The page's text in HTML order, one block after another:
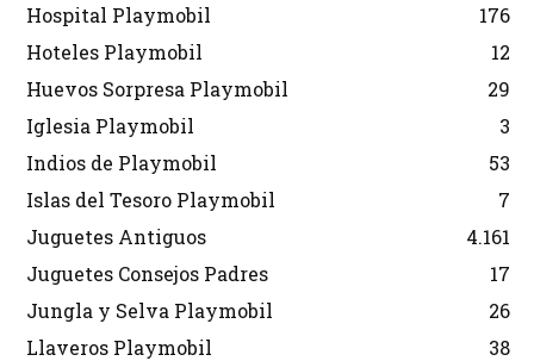
Hospital Playmobil
176
Hoteles Playmobil
12
Huevos Sorpresa Playmobil
29
Iglesia Playmobil
3
Indios de Playmobil
53
Islas del Tesoro Playmobil
7
Juguetes Antiguos
4.161
Juguetes Consejos Padres
17
Jungla y Selva Playmobil
26
Llaveros Playmobil
38